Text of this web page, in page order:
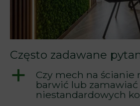
Często zadawane
a
Czy mech na ścianie
barwić lub
niestandardowych